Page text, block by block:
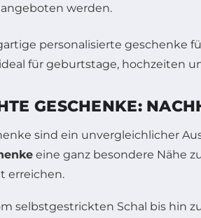
angeboten werden.
GESCHENKE:
sind ein unvergleichlicher
eine ganz besondere Nähe
erreichen.
selbstgestrickten Schal bis hin